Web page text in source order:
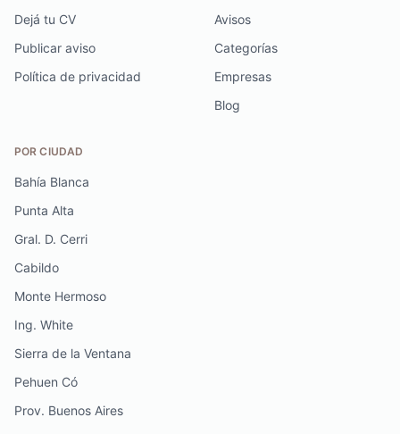
Dejá tu CV
Publicar aviso
Política de privacidad
Avisos
Categorías
Empresas
Blog
POR CIUDAD
Bahía Blanca
Punta Alta
Gral. D. Cerri
Cabildo
Monte Hermoso
Ing. White
Sierra de la Ventana
Pehuen Có
Prov. Buenos Aires